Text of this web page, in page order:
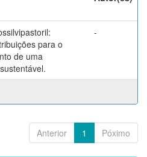
para o
de uma
-
Anterior 1 Póximo